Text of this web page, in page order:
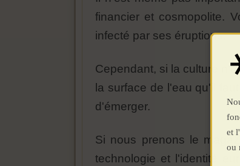
financier et cosmopolite.
infecté par ses éruptions.
Cependant, si la culture
la surface de l'eau qu'il
d'émerger.
Si nous prenons le
technologie et l'identité
et
ou